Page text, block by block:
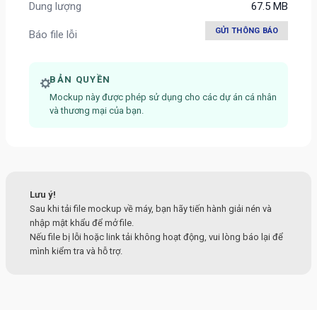
Dung lượng
67.5 MB
Báo file lỗi GỬI THÔNG BÁO
BẢN QUYỀN
Mockup này được phép sử dụng cho các dự án cá nhân
và thương mại của bạn.
Lưu ý!
Sau khi tải file mockup về máy, bạn hãy tiến hành giải nén và
nhập mật khẩu để mở file.
Nếu file bị lỗi hoặc link tải không hoạt động, vui lòng báo lại để
mình kiểm tra và hỗ trợ.